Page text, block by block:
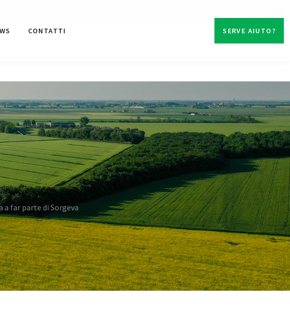
CONTATTI SERVE AIUTO?
a far parte di Sorgeva